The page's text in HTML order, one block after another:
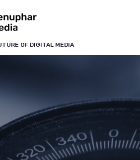
OF DIGITAL MEDIA